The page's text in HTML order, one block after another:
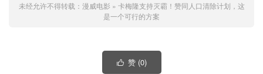
未经允许不得转载： 漫威电影 » 卡梅隆支持灭霸！赞同人口清除计划，这
是一个可行的方案
 赞 (0)